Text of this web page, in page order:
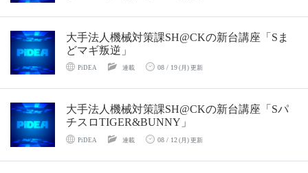
大手法人機械対策課SH@CKの新台講座「Sま
どマギ叛逆」
PiDEA 連載 08 / 19(月) 更新
大手法人機械対策課SH@CKの新台講座「Sパ
チスロTIGER&BUNNY」
PiDEA 連載 08 / 12(月) 更新